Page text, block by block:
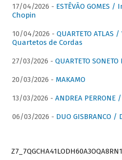
17/04/2026 - ESTÊVÃO GOMES
Chopin
10/04/2026 - QUARTETO ATLAS
Quartetos de Cordas
27/03/2026 - QUARTETO SONETO
20/03/2026 - MAKAMO
13/03/2026 - ANDREA PERRONE
06/03/2026 - DUO GISBRANCO